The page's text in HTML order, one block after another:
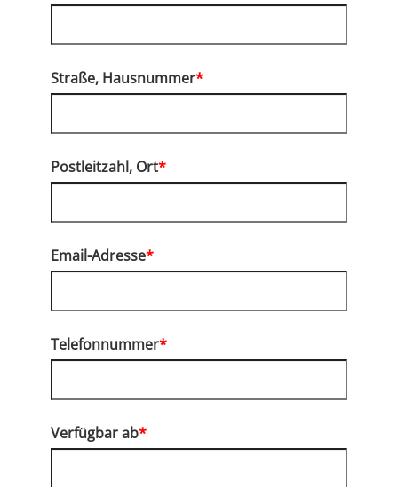
Straße, Hausnummer*
Postleitzahl, Ort*
Email-Adresse*
Telefonnummer*
Verfügbar ab*